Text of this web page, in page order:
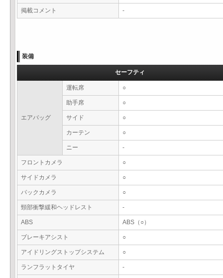
掲載コメント -
装備
セーフティ
エアバッグ
運転席 ○
助手席 ○
サイド ○
カーテン ○
ニー -
フロントカメラ ○
サイドカメラ ○
バックカメラ ○
頸部衝撃緩和ヘッドレスト -
ABS ABS（○）
ブレーキアシスト ○
アイドリングストップシステム ○
ランフラットタイヤ -